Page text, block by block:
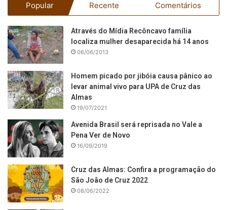
Popular Recente Comentários
Através do Mídia Recôncavo família
localiza mulher desaparecida há 14 anos
06/06/2013
Homem picado por jibóia causa pânico ao
levar animal vivo para UPA de Cruz das
Almas
19/07/2021
Avenida Brasil será reprisada no Vale a
Pena Ver de Novo
16/09/2019
Cruz das Almas: Confira a programação do
São João de Cruz 2022
08/06/2022